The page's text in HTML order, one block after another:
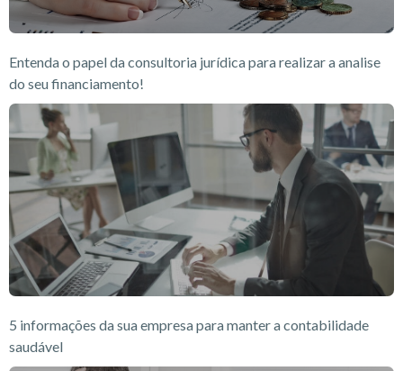
Entenda o papel da consultoria jurídica para realizar a analise
do seu financiamento!
5 informações da sua empresa para manter a contabilidade
saudável